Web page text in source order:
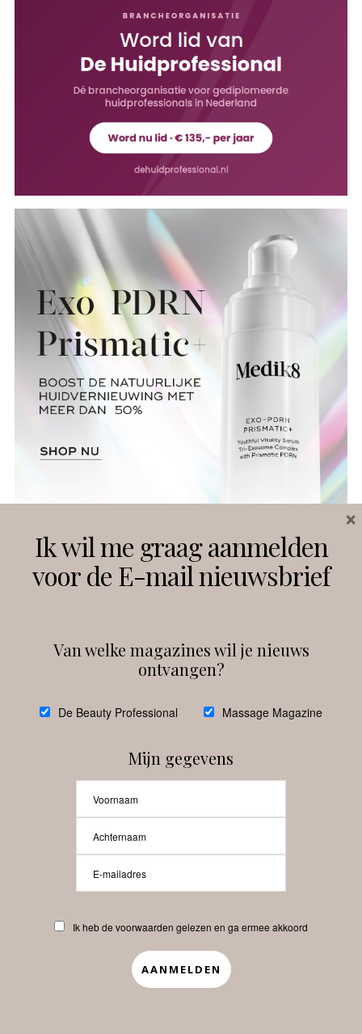
Ik wil me graag aanmelden
voor de E-mail nieuwsbrief
Van welke magazines wil je nieuws
ontvangen?
De Beauty Professional Massage Magazine
Mijn gegevens
Ik heb de voorwaarden gelezen en ga ermee akkoord
×